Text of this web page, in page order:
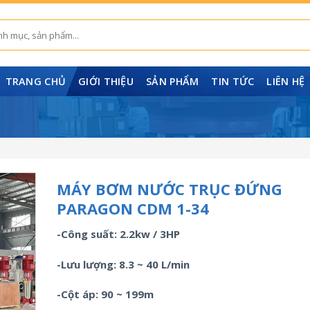
TRANG CHỦ GIỚI THIỆU SẢN PHẨM TIN TỨC LIÊN HỆ
MÁY BƠM NƯỚC TRỤC ĐỨNG
PARAGON CDM 1-34
-Công suất: 2.2kw / 3HP
-Lưu lượng: 8.3 ~ 40 L/min
-Cột áp: 90 ~ 199m